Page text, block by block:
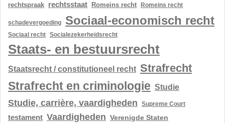
rechtspraak rechtsstaat Romeins recht Romeins recht
schadevergoeding Sociaal-economisch recht
Sociaal recht Socialezekerheidsrecht
Staats- en bestuursrecht
Staatsrecht / constitutioneel recht Strafrecht
Strafrecht en criminologie Studie
Studie, carrière, vaardigheden Supreme Court
testament Vaardigheden Verenigde Staten